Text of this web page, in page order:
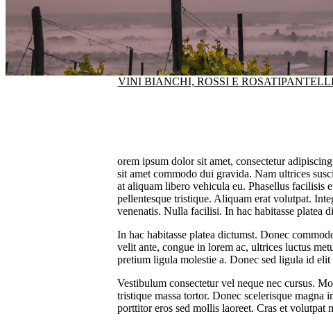
VINI BIANCHI, ROSSI E ROSATI
orem ipsum dolor sit amet, consectetur
sit amet commodo dui gravida. Nam ultrices
at aliquam libero vehicula eu. Phasellus facilisis
pellentesque tristique. Aliquam erat volutpat.
venenatis. Nulla facilisi. In hac habitasse platea
In hac habitasse platea dictumst. Donec
velit ante, congue in lorem ac, ultrices luctus
pretium ligula molestie a. Donec sed ligula id
Vestibulum consectetur vel neque nec cursus.
tristique massa tortor. Donec scelerisque
porttitor eros sed mollis laoreet. Cras et